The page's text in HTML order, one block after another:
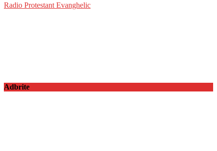
Radio Protestant Evanghelic
Adbrite